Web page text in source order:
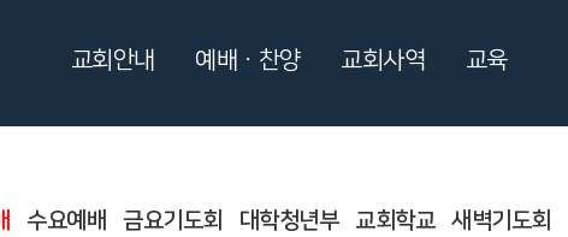
수요예배 금요기도회 대학청년부 교회학교 새벽기도회
교회안내 예배ㆍ찬양 교회사역 교육